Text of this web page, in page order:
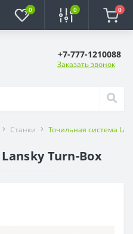
0 0 0
+7-777-1210088
Заказать звонок
Станки Точильная система
Turn-Box